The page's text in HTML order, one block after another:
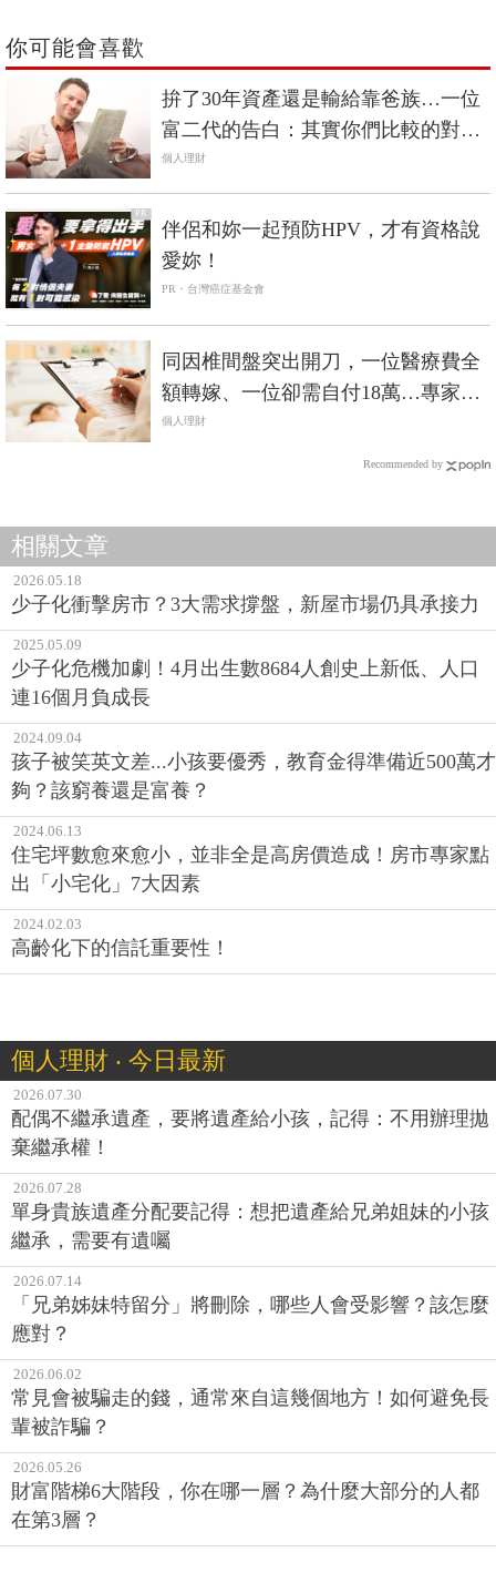
你可能會喜歡
拚了30年資產還是輸給靠爸族…一位
富二代的告白：其實你們比較的對手
不該是我，而是我爸跟奶奶
個人理財
PR
伴侶和妳一起預防HPV，才有資格說
愛妳！
PR・台灣癌症基金會
同因椎間盤突出開刀，一位醫療費全
額轉嫁、一位卻需自付18萬…專家：
有買保險與買夠保險結果大不同
個人理財
Recommended by
相關文章
2026.05.18
少子化衝擊房市？3大需求撐盤，新屋市場仍具承接力
2025.05.09
少子化危機加劇！4月出生數8684人創史上新低、人口
連16個月負成長
2024.09.04
孩子被笑英文差...小孩要優秀，教育金得準備近500萬才
夠？該窮養還是富養？
2024.06.13
住宅坪數愈來愈小，並非全是高房價造成！房市專家點
出「小宅化」7大因素
2024.02.03
高齡化下的信託重要性！
個人理財 ‧ 今日最新
2026.07.30
配偶不繼承遺產，要將遺產給小孩，記得：不用辦理拋
棄繼承權！
2026.07.28
單身貴族遺產分配要記得：想把遺產給兄弟姐妹的小孩
繼承，需要有遺囑
2026.07.14
「兄弟姊妹特留分」將刪除，哪些人會受影響？該怎麼
應對？
2026.06.02
常見會被騙走的錢，通常來自這幾個地方！如何避免長
輩被詐騙？
2026.05.26
財富階梯6大階段，你在哪一層？為什麼大部分的人都
在第3層？